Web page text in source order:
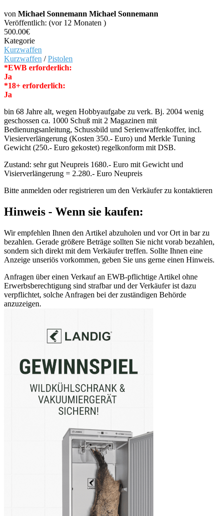
von Michael Sonnemann Michael Sonnemann
Veröffentlich: (vor 12 Monaten )
500.00€
Kategorie
Kurzwaffen
Kurzwaffen /Pistolen
*EWB erforderlich:
Ja
*18+ erforderlich:
Ja
bin 68 Jahre alt, wegen Hobbyaufgabe zu verk. Bj. 2004 wenig
geschossen ca. 1000 Schuß mit 2 Magazinen mit
Bedienungsanleitung, Schussbild und Serienwaffenkoffer, incl.
Viesierverlängerung (Kosten 350.- Euro) und Merkle Tuning
Gewicht (250.- Euro gekostet) regelkonform mit DSB.
Zustand: sehr gut Neupreis 1680.- Euro mit Gewicht und
Visierverlängerung = 2.280.- Euro Neupreis
Bitte anmelden oder registrieren um den Verkäufer zu kontaktieren
Hinweis - Wenn sie kaufen:
Wir empfehlen Ihnen den Artikel abzuholen und vor Ort in bar zu
bezahlen. Gerade größere Beträge sollten Sie nicht vorab bezahlen,
sondern sich direkt mit dem Verkäufer treffen. Sollte Ihnen eine
Anzeige unseriös vorkommen, geben Sie uns gerne einen Hinweis.
Anfragen über einen Verkauf an EWB-pflichtige Artikel ohne
Erwerbsberechtigung sind strafbar und der Verkäufer ist dazu
verpflichtet, solche Anfragen bei der zuständigen Behörde
anzuzeigen.